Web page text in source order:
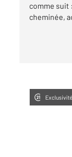
comme suit
cheminée,
Exclusivité